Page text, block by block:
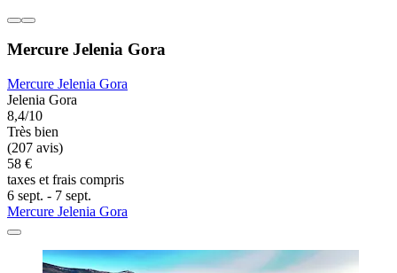
Mercure Jelenia Gora
Mercure Jelenia Gora
Jelenia Gora
8,4/10
Très bien
(207 avis)
58 €
taxes et frais compris
6 sept. - 7 sept.
Mercure Jelenia Gora